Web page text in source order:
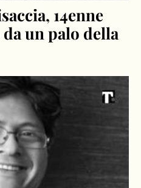
14enne
un palo della